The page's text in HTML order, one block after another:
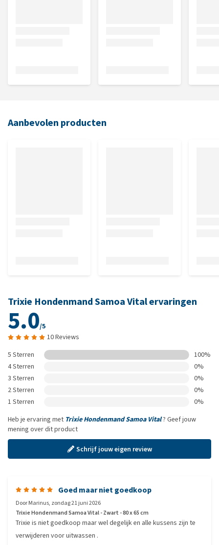
Aanbevolen producten
Trixie Hondenmand Samoa Vital ervaringen
5.0/5
10 Reviews
5 Sterren
100%
4 Sterren
0%
3 Sterren
0%
2 Sterren
0%
1 Sterren
0%
Heb je ervaring met Trixie Hondenmand Samoa Vital? Geef jouw
mening over dit product
Schrijf jouw eigen review
Goed maar niet goedkoop
DoorMarinus, zondag 21 juni 2026
Trixie Hondenmand Samoa Vital - Zwart - 80 x 65 cm
Trixie is niet goedkoop maar wel degelijk en alle kussens zijn te
verwijderen voor uitwassen .